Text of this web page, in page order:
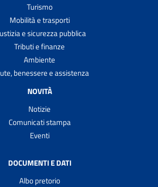
Turismo
Mobilità e trasporti
e sicurezza pubblica
Tributi e finanze
Ambiente
benessere e assistenza
NOVITÀ
Notizie
Comunicati stampa
Eventi
DOCUMENTI E DATI
Albo pretorio